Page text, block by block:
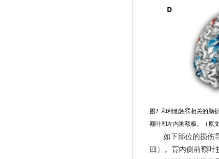
图2. 和利他惩罚相关的脑
额叶和左内测额极。（原
如下部位的损伤
回）。背内侧前额叶